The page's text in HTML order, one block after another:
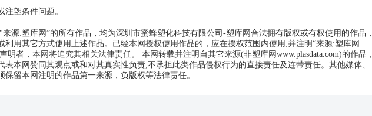
塑条件问题。
源:塑库网”的所有作品，均为深圳市蜜蜂塑化科技有限公司-塑库网合法拥有版权或有权使用的作品，
利用其它方式使用上述作品。已经本网授权使用作品的，应在授权范围内使用,并注明“来源:塑库网
明者，本网将追究其相关法律责任。 本网转载并注明自其它来源(非塑库网www.plasdata.com)的作品，
表本网赞同其观点或和对其真实性负责,不承担此类作品侵权行为的直接责任及连带责任。其他媒体、
保留本网注明的作品第一来源，负版权等法律责任。